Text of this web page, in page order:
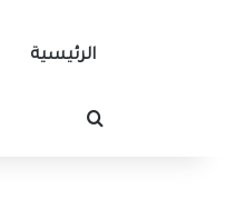
الرئيسية
بحث عن